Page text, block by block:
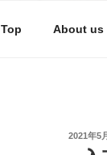
Top About us
投
2021年5